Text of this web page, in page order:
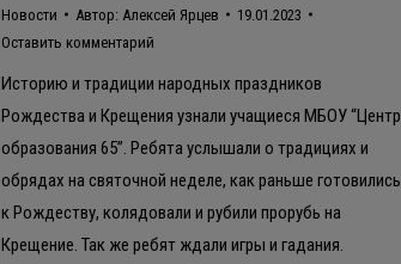
Новости Автор: Алексей Ярцев
19.01.2023
Оставить комментарий
Историю и традиции народных праздников
Рождества и Крещения узнали учащиеся МБОУ “Центр
образования 65”. Ребята услышали о традициях и
обрядах на святочной неделе, как раньше готовились
к Рождеству, колядовали и рубили прорубь на
Крещение. Так же ребят ждали игры и гадания.